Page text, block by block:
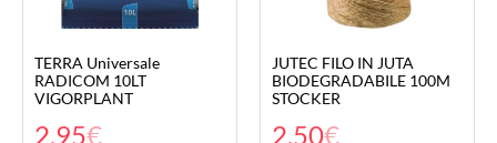
TERRA Universale
RADICOM 10LT
VIGORPLANT
2,95€
JUTEC FILO IN JUTA
BIODEGRADABILE 100M
STOCKER
2,50€